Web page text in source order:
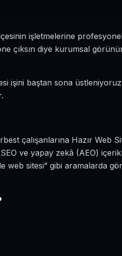
işletmelerine
çıksın diye kurumsal
işini baştan sona
çalışanlarına Hazır Web
ve yapay zekâ (AEO)
web sitesi” gibi aramalarda